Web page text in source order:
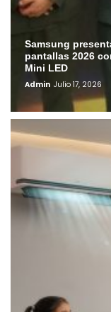
Samsung
pantallas 2026
Mini LED
Admin Julio 17, 2026